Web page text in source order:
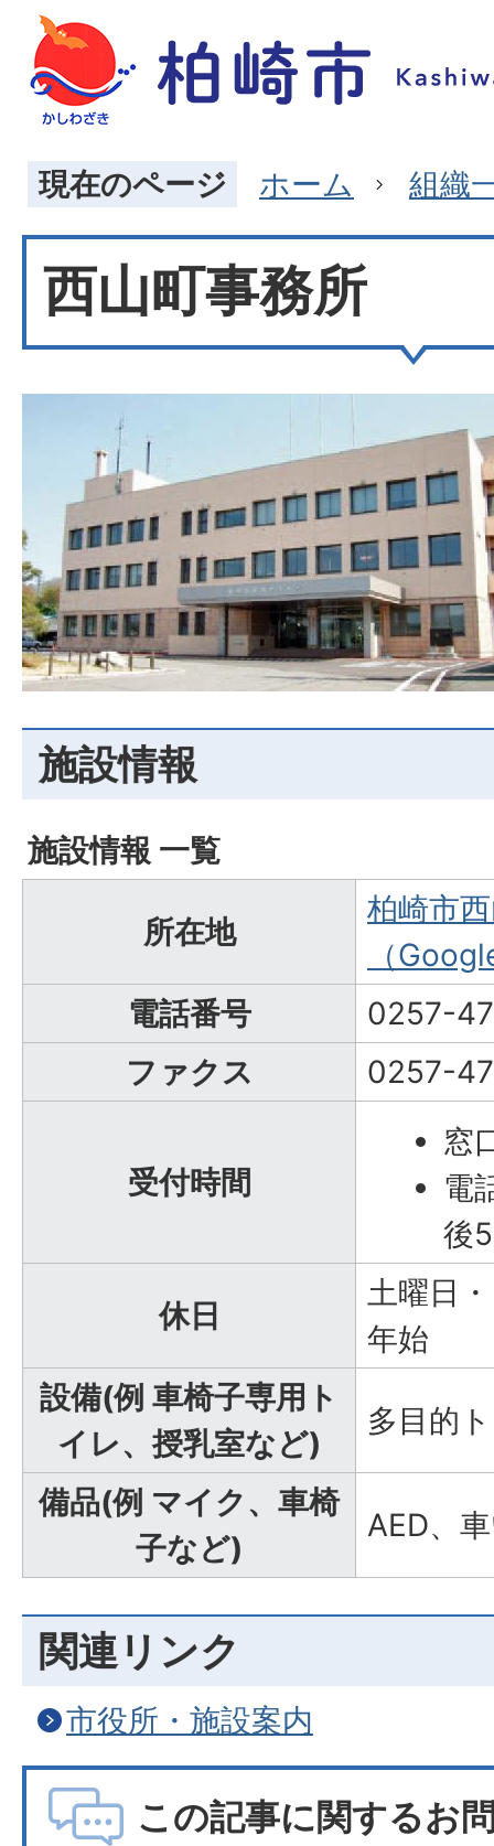
現在のページ ホーム 組織
西山町事務所
施設情報
施設情報 一覧
所在地
柏崎市
（
電話番号
0257-
ファクス
0257-
受付時間
窓
電
後
休日
土曜日
年始
設備(例 車椅子専用ト
イレ、授乳室など)
多目的
備品(例 マイク、車椅
子など)
AED、
関連リンク
市役所・施設案内
この記事に関するお